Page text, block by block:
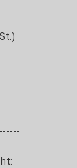
St.)